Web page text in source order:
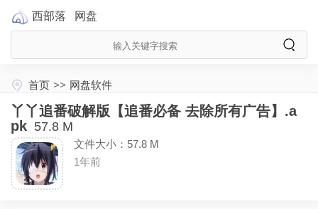
西部落 网盘
首页 >> 网盘软件
丫丫追番破解版【追番必备 去除所有广告】.a
pk 57.8 M
文件大小：57.8 M
1年前